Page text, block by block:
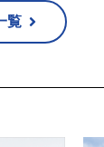
覧